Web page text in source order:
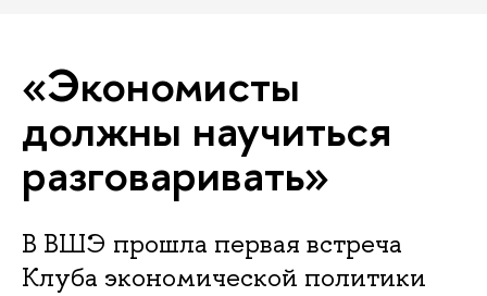
«Экономисты
должны научиться
разговаривать»
В ВШЭ прошла первая встреча
Клуба экономической политики